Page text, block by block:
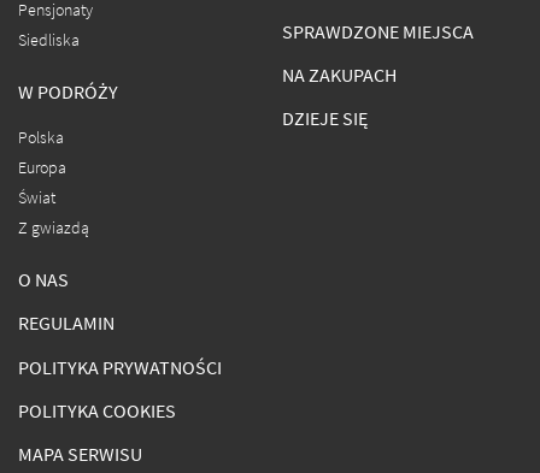
Pensjonaty
Siedliska
W PODRÓŻY
Polska
Europa
Świat
Z gwiazdą
SPRAWDZONE MIEJSCA
NA ZAKUPACH
DZIEJE SIĘ
O NAS
REGULAMIN
POLITYKA PRYWATNOŚCI
POLITYKA COOKIES
MAPA SERWISU